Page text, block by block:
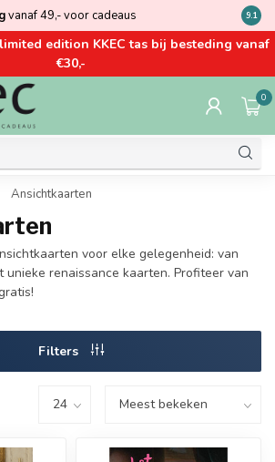
vanaf 49,- voor cadeaus Kom
9.1
edition KKEC tas bij besteding vanaf
€30,-
0
Ansichtkaarten
voor elke gelegenheid: van
renaissance kaarten. Profiteer van
Filters